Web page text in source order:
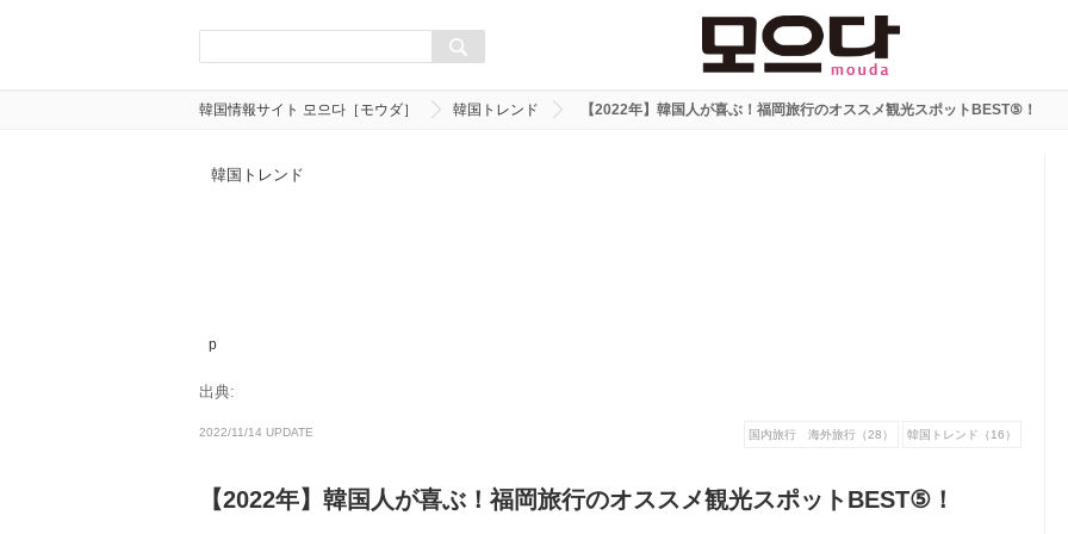
韓国情報サイト 모으다［モウダ］ 韓国トレンド 【2022年】韓国人が喜ぶ！福岡旅行のオススメ観光スポットBEST⑤！
韓国トレンド
p
出典:
2022/11/14 UPDATE 国内旅行 海外旅行（28） 韓国トレンド（16）
【2022年】韓国人が喜ぶ！福岡旅行のオススメ観光スポットBEST⑤！